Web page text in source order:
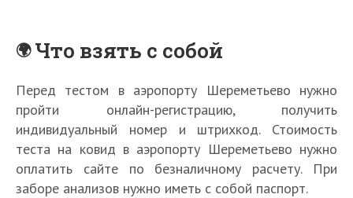
Что взять с собой
Перед тестом в аэропорту Шереметьево нужно
пройти онлайн-регистрацию, получить
индивидуальный номер и штрихкод. Стоимость
теста на ковид в аэропорту Шереметьево нужно
оплатить сайте по безналичному расчету. При
заборе анализов нужно иметь с собой паспорт.